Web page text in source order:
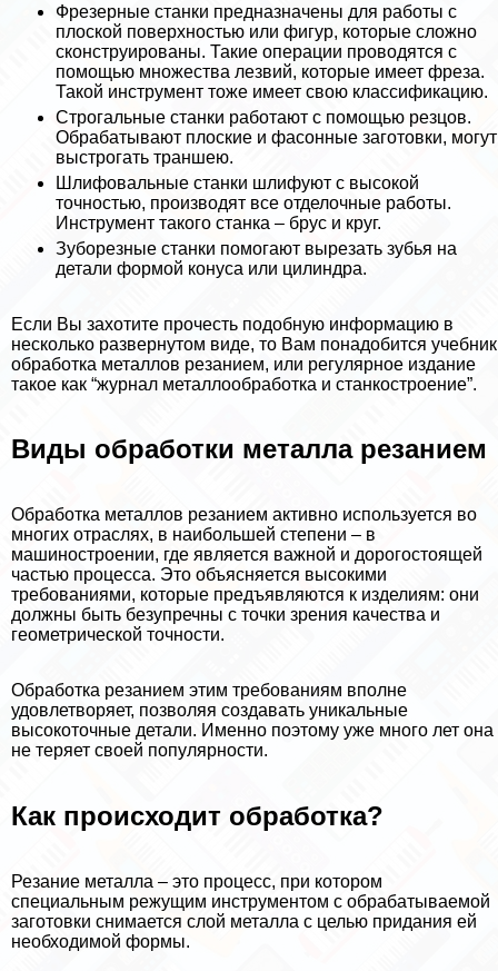
Фрезерные станки предназначены для работы с
плоской поверхностью или фигур, которые сложно
сконструированы. Такие операции проводятся с
помощью множества лезвий, которые имеет фреза.
Такой инструмент тоже имеет свою классификацию.
Строгальные станки работают с помощью резцов.
Обpaбатывают плоские и фасонные заготовки, могут
выстрогать траншею.
Шлифовальные станки шлифуют с высокой
точностью, производят все отделочные работы.
Инструмент такого станка – брус и круг.
Зуборезные станки помогают вырезать зубья на
детали формой конуса или цилиндра.
Если Вы захотите прочесть подобную информацию в
несколько развернутом виде, то Вам понадобится учебник
обработка металлов резанием, или регулярное издание
такое как “журнал металлообработка и станкостроение”.
Виды обработки металла резанием
Обработка металлов резанием активно используется во
многих отраслях, в наибольшей степени – в
машиностроении, где является важной и дорогостоящей
частью процесса. Это объясняется высокими
требованиями, которые предъявляются к изделиям: они
должны быть безупречны с точки зрения качества и
геометрической точности.
Обработка резанием этим требованиям вполне
удовлетворяет, позволяя создавать уникальные
высокоточные детали. Именно поэтому уже много лет она
не теряет своей популярности.
Как происходит обработка?
Резание металла – это процесс, при котором
специальным режущим инструментом с обpaбатываемой
заготовки снимается слой металла с целью придания ей
необходимой формы.